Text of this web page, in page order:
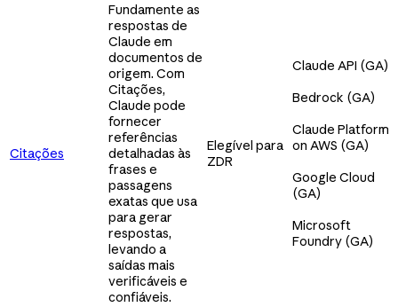
Citações
Fundamente as
respostas de
Claude em
documentos de
origem. Com
Citações,
Claude pode
fornecer
referências
detalhadas às
frases e
passagens
exatas que usa
para gerar
respostas,
levando a
saídas mais
verificáveis e
confiáveis.
Elegível para
ZDR
Claude API (GA)
Bedrock (GA)
Claude Platform
on AWS (GA)
Google Cloud
(GA)
Microsoft
Foundry (GA)